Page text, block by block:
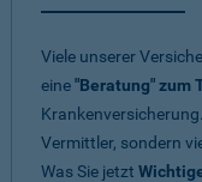
Viele unserer
eine"Beratung" zum
Vermittler, sondern
Was Sie jetzt